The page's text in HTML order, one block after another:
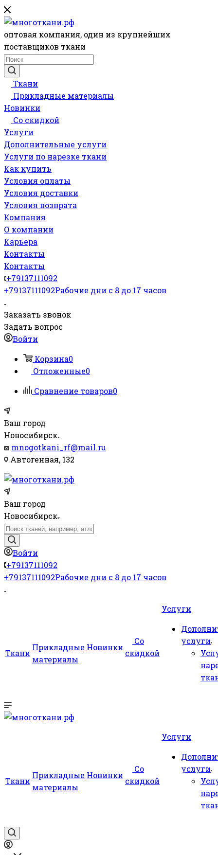
оптовая компания, один из крупнейших
поставщиков ткани
Ткани
Прикладные материалы
Новинки
Со скидкой
Услуги
Дополнительные услуги
Услуги по нарезке ткани
Как купить
Условия оплаты
Условия доставки
Условия возврата
Компания
О компании
Карьера
Контакты
Контакты
+79137111092
+79137111092Рабочие дни с 8 до 17 часов
Заказать звонок
Задать вопрос
Войти
Корзина0
Отложенные0
Сравнение товаров0
Ваш город
Новосибирск
mnogotkani_rf@mail.ru
Автогенная, 132
Ваш город
Новосибирск
Войти
+79137111092
+79137111092Рабочие дни с 8 до 17 часов
Ткани
Прикладные
материалы
Новинки
Со
скидкой
Услуги
услуги
Ткани
Прикладные
материалы
Новинки
Со
скидкой
Услуги
услуги